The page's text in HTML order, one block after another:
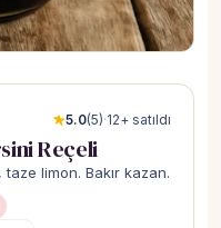
5.0(5)·12+ satıldı
Reçeli
limon. Bakır kazan.